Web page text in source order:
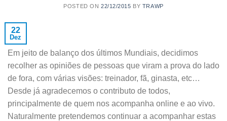
POSTED ON 22/12/2015 BY TRAWP
22
Dez
Em jeito de balanço dos últimos Mundiais, decidimos
recolher as opiniões de pessoas que viram a prova do lado
de fora, com várias visões: treinador, fã, ginasta, etc…
Desde já agradecemos o contributo de todos,
principalmente de quem nos acompanha online e ao vivo.
Naturalmente pretendemos continuar a acompanhar estas